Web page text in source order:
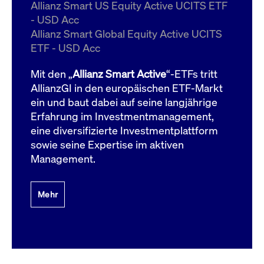
Allianz Smart US Equity Active UCITS ETF
- USD Acc
Allianz Smart Global Equity Active UCITS
ETF - USD Acc
Mit den „Allianz Smart Active“-ETFs tritt
AllianzGI in den europäischen ETF-Markt
ein und baut dabei auf seine langjährige
Erfahrung im Investmentmanagement,
eine diversifizierte Investmentplattform
sowie seine Expertise im aktiven
Management.
Mehr
ApplicationGatewayAffinityCORS
boerse.com
Domain
bis